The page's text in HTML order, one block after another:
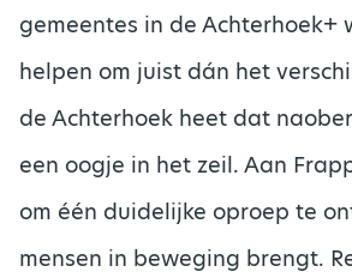
gemeentes in de Achterhoek+
helpen om juist dán het
de Achterhoek heet dat
een oogje in het zeil. Aan
om één duidelijke oproep te
mensen in beweging brengt.